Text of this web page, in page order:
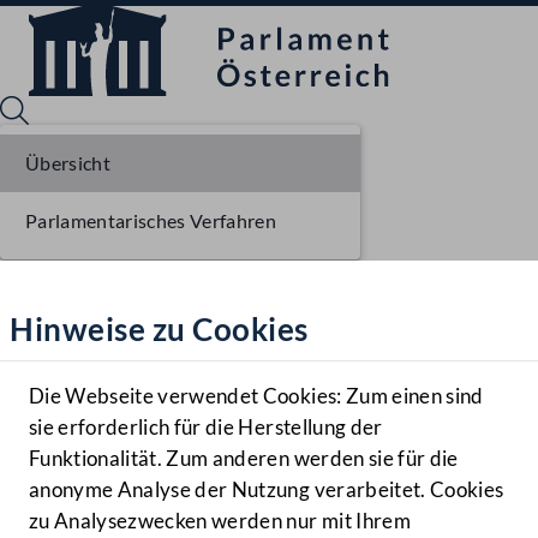
Hilfe
Benutzer
Navigationsmenü öffnen
MENÜ
Hinweise zu Cookies
Die Webseite verwendet Cookies: Zum einen sind
sie erforderlich für die Herstellung der
Funktionalität. Zum anderen werden sie für die
anonyme Analyse der Nutzung verarbeitet. Cookies
zu Analysezwecken werden nur mit Ihrem
Übersicht
Parlamentarisches Verfahren